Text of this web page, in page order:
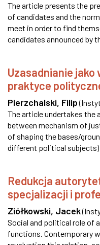
The article presents the
of candidates and the
meet in order to find
candidates announced by
Uzasadnianie
praktyce
Pierzchalski, Filip (
The article undertakes the
between mechanism of
of shaping the bases/
different political subjects)
Redukcja
specjalizacji i
Ziółkowski, Jacek(
Social and political role of
functions. Contemporary